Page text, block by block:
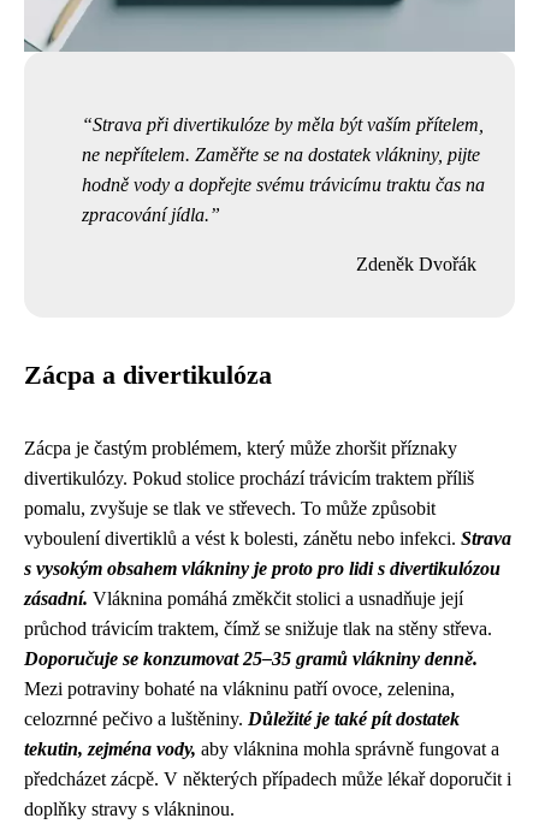
Strava při divertikulóze by měla být vaším přítelem,
ne nepřítelem. Zaměřte se na dostatek vlákniny, pijte
hodně vody a dopřejte svému trávicímu traktu čas na
zpracování jídla.
Zdeněk Dvořák
Zácpa a divertikulóza
Zácpa je častým problémem, který může zhoršit příznaky
divertikulózy. Pokud stolice prochází trávicím traktem příliš
pomalu, zvyšuje se tlak ve střevech. To může způsobit
vyboulení divertiklů a vést k bolesti, zánětu nebo infekci. Strava
s vysokým obsahem vlákniny je proto pro lidi s divertikulózou
zásadní. Vláknina pomáhá změkčit stolici a usnadňuje její
průchod trávicím traktem, čímž se snižuje tlak na stěny střeva.
Doporučuje se konzumovat 25–35 gramů vlákniny denně.
Mezi potraviny bohaté na vlákninu patří ovoce, zelenina,
celozrnné pečivo a luštěniny. Důležité je také pít dostatek
tekutin, zejména vody, aby vláknina mohla správně fungovat a
předcházet zácpě. V některých případech může lékař doporučit i
doplňky stravy s vlákninou.